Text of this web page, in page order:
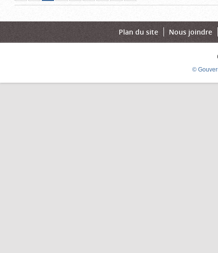
pageprécédente
actuelle)
suivante
page
Plan du site Nous joindre
©